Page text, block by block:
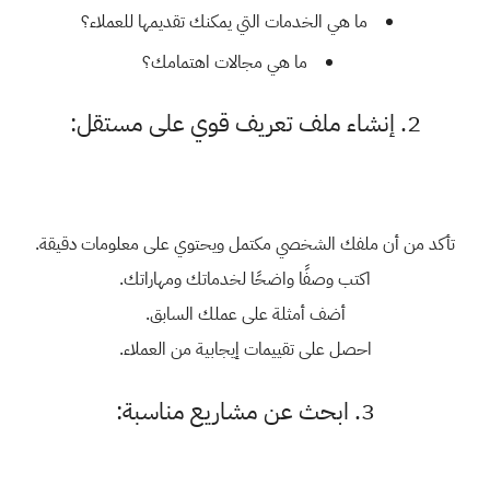
ما هي الخدمات التي يمكنك تقديمها للعملاء؟
ما هي مجالات اهتمامك؟
2. إنشاء ملف تعريف قوي على مستقل:
تأكد من أن ملفك الشخصي مكتمل ويحتوي على معلومات دقيقة.
اكتب وصفًا واضحًا لخدماتك ومهاراتك.
أضف أمثلة على عملك السابق.
احصل على تقييمات إيجابية من العملاء.
3. ابحث عن مشاريع مناسبة: